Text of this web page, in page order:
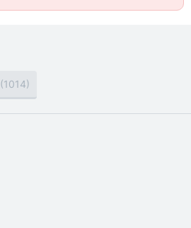
(1014)